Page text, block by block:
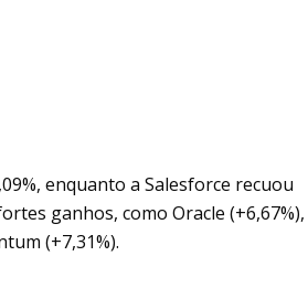
enquanto a Salesforce recuou
ganhos, como Oracle (+6,67%),
(+7,31%).